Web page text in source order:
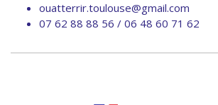
ouatterrir.toulouse@gmail.com
07 62 88 88 56 / 06 48 60 71 62